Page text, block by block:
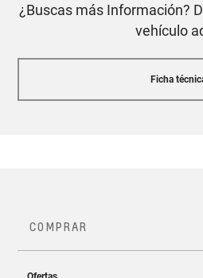
Diseño que
Control de
¿Buscas más Información?
vehículo
Ficha